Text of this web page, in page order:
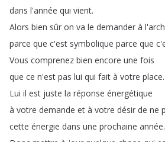
dans l'année qui vient.
Alors bien sûr on va le demander à
parce que c'est symbolique parce que
Vous comprenez bien encore une fois
que ce n'est pas lui qui fait à votre place.
Lui il est juste la réponse énergétique
à votre demande et à votre désir de ne
cette énergie dans une prochaine année.